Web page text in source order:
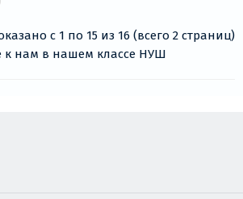
с 1 по 15 из 16 (всего 2 страниц)